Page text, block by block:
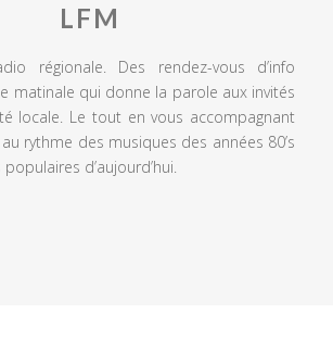
LFM
régionale. Des rendez-vous d’info
matinale qui donne la parole aux invités
locale. Le tout en vous accompagnant
rythme des musiques des années 80’s
d’aujourd’hui.